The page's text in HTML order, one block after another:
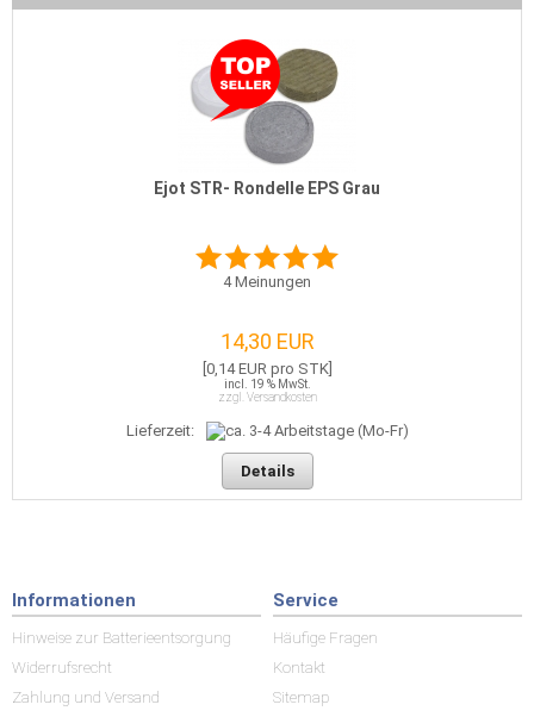
Ejot STR- Rondelle EPS Grau
4Meinungen
14,30 EUR
[0,14 EUR pro STK]
incl. 19 % MwSt.
zzgl. Versandkosten
Lieferzeit:
Details
Informationen
Hinweise zur Batterieentsorgung
Widerrufsrecht
Zahlung und Versand
Service
Häufige Fragen
Kontakt
Sitemap